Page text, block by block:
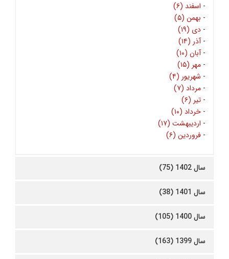
- اسفند (۶)
- بهمن (۵)
- دی (۱۹)
-آذر (۱۴)
-آبان (۱۰)
- مهر (۱۵)
- شهریور (۴)
- مرداد (۷)
- تیر (۶)
- خرداد (۱۰)
- اردیبهشت (۱۷)
- فروردین (۶)
سال 1402 (75)
سال 1401 (38)
سال 1400 (105)
سال 1399 (163)